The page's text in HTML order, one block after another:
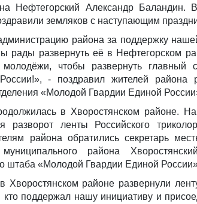
Нефтегорский Александр Баландин.
земляков с наступающим
района за поддержку
рады развернуть её в Нефтегорском
чтобы развернуть главный
- поздравил жителей района
«Молодой Гвардии Единой
в Хворостянском районе.
разворот ленты Российского
района обратились секретарь
района
штаба «Молодой Гвардии Единой
районе развернули
кто поддержал нашу инициативу и